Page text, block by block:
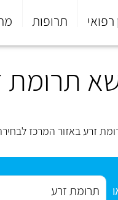
רפואי תרופות
תרומת
זרע באזור המרכז